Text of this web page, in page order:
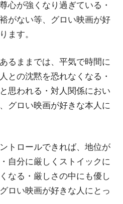
心が強くなり過ぎている・
がない等、グロい映画が好
ます。
るままでは、平気で時間に
との沈黙を恐れなくなる・
思われる・対人関係におい
グロい映画が好きな本人に
トロールできれば、地位が
自分に厳しくストイックに
なる・厳しさの中にも優し
ロい映画が好きな人にとっ